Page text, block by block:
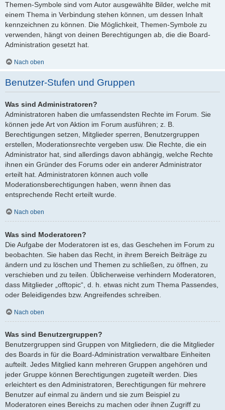
Themen-Symbole sind vom Autor ausgewählte Bilder, welche mit
einem Thema in Verbindung stehen können, um dessen Inhalt
kennzeichnen zu können. Die Möglichkeit, Themen-Symbole zu
verwenden, hängt von deinen Berechtigungen ab, die die Board-
Administration gesetzt hat.
Nach oben
Benutzer-Stufen und Gruppen
Was sind Administratoren?
Administratoren haben die umfassendsten Rechte im Forum. Sie
können jede Art von Aktion im Forum ausführen; z. B.
Berechtigungen setzen, Mitglieder sperren, Benutzergruppen
erstellen, Moderationsrechte vergeben usw. Die Rechte, die ein
Administrator hat, sind allerdings davon abhängig, welche Rechte
ihnen ein Gründer des Forums oder ein anderer Administrator
erteilt hat. Administratoren können auch volle
Moderationsberechtigungen haben, wenn ihnen das
entsprechende Recht erteilt wurde.
Nach oben
Was sind Moderatoren?
Die Aufgabe der Moderatoren ist es, das Geschehen im Forum zu
beobachten. Sie haben das Recht, in ihrem Bereich Beiträge zu
ändern und zu löschen und Themen zu schließen, zu öffnen, zu
verschieben und zu teilen. Üblicherweise verhindern Moderatoren,
dass Mitglieder „offtopic“, d. h. etwas nicht zum Thema Passendes,
oder Beleidigendes bzw. Angreifendes schreiben.
Nach oben
Was sind Benutzergruppen?
Benutzergruppen sind Gruppen von Mitgliedern, die die Mitglieder
des Boards in für die Board-Administration verwaltbare Einheiten
aufteilt. Jedes Mitglied kann mehreren Gruppen angehören und
jeder Gruppe können Berechtigungen zugeteilt werden. Dies
erleichtert es den Administratoren, Berechtigungen für mehrere
Benutzer auf einmal zu ändern und sie zum Beispiel zu
Moderatoren eines Bereichs zu machen oder ihnen Zugriff zu